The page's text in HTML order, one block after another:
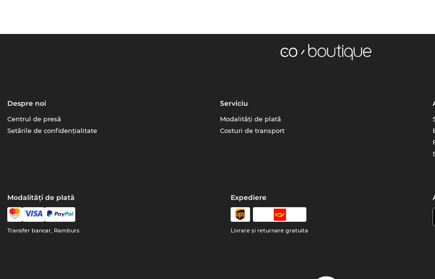
Despre noi
Centrul de presă
Setările de confidențialitate
Serviciu
Modalități de plată
Costuri de transport
Modalități de plată
Transfer bancar, Ramburs
Expediere
Livrare şi returnare gratuita